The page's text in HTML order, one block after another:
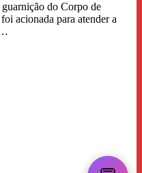
do Corpo de
acionada para atender a
…